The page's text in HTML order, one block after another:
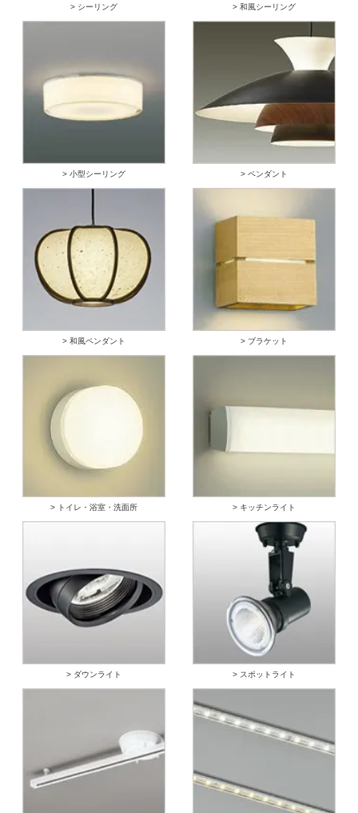
> シーリング > 和風シーリング
> 小型シーリング > ペンダント
> 和風ペンダント > ブラケット
> トイレ・浴室・洗面所 > キッチンライト
> ダウンライト > スポットライト